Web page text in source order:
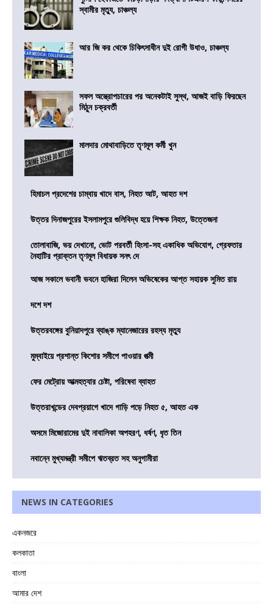
স্বামীর মৃত্যু, চাঞ্চল্য
আর জি কর থেকে চিকিৎসাধীন দুই রোগী উধাও, চাঞ্চল্য
সফল অস্ত্রোপচারের পর অনেকটাই সুস্থ, আজই বাড়ি ফিরছেন
মিঠুন চক্রবর্তী
মালদার মোথাবাড়িতে তৃণমূল কর্মী খুন
হিমাচল প্রদেশের চাম্বায় খাদে বাস, নিহত আট, আহত দশ
উত্তর দিনাজপুরের ইসলামপুরে গুলিবিদ্ধ হয়ে শিক্ষক নিহত, উত্তেজনা
তোলাবাজি, ভয় দেখানো, ভোট পরবর্তী হিংসা-সহ একাধিক অভিযোগ, গ্রেফতার
নৈহাটির প্রাক্তন তৃণমূল বিধায়ক সনৎ দে
আজ সকালে ভবানী ভবনে হাজিরা দিলেন অভিষেকের আপ্ত সহায়ক সুমিত রায়
দশে দশ
উত্তরবঙ্গের বুনিয়াদপুরে ব্যাঙ্ক ম্যানেজারের রহস্য মৃত্যু
মুম্বাইয়ে প্রশান্ত কিশোর সমীপে পাওয়ার পত্মী
ফের মেট্রোয় আত্মহত্যার চেষ্টা, পরিষেবা ব্যাহত
উত্তরাখন্ডের দেবপ্রয়াগে খাদে গাড়ি পড়ে নিহত ৫, আহত এক
অসমে মিজোরামের দুই নাবালিকা অপহরণ, ধর্ষণ, ধৃত তিন
নবান্নে মুখ্যমন্ত্রী সমীপে ঋতব্রত সহ অনুগামীরা
NEWS IN CATEGORIES
একনজরে
কলকাতা
বাংলা
আমার দেশ